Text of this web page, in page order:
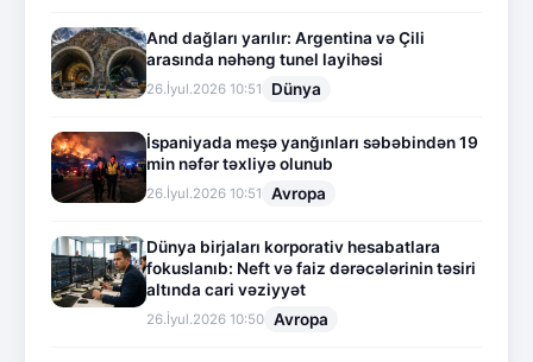
And dağları yarılır: Argentina və Çili
arasında nəhəng tunel layihəsi
26.İyul.2026 10:51 Dünya
İspaniyada meşə yanğınları səbəbindən 19
min nəfər təxliyə olunub
26.İyul.2026 10:51 Avropa
Dünya birjaları korporativ hesabatlara
fokuslanıb: Neft və faiz dərəcələrinin təsiri
altında cari vəziyyət
26.İyul.2026 10:50 Avropa